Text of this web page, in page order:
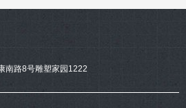
南路8号雕塑家园1222